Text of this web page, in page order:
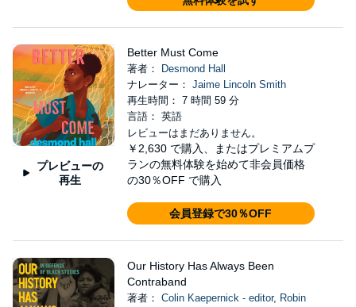
プレビューの
再生
Better Must Come
著者：
Desmond Hall
ナレーター： Jaime Lincoln Smith
再生時間： 7 時間 59 分
言語： 英語
レビューはまだありません。
￥2,630 で購入、またはプレミアムプ
ランの無料体験を始めて非会員価格
の30％OFF で購入
会員登録で30％OFF
Our History Has Always Been
Contraband
著者： Colin Kaepernick - editor, Robin